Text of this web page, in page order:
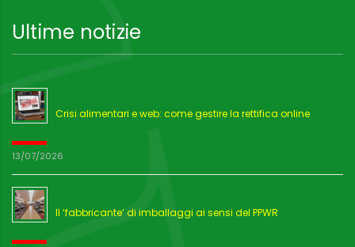
Ultime notizie
Crisi alimentari e web: come gestire la rettifica online
13/07/2026
Il ‘fabbricante’ di imballaggi ai sensi del PPWR